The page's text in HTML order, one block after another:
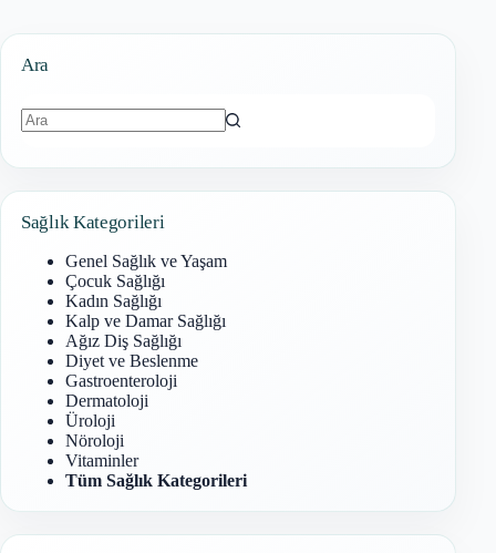
Ara
Sağlık Kategorileri
Genel Sağlık ve Yaşam
Çocuk Sağlığı
Kadın Sağlığı
Kalp ve Damar Sağlığı
Ağız Diş Sağlığı
Diyet ve Beslenme
Gastroenteroloji
Dermatoloji
Üroloji
Nöroloji
Vitaminler
Tüm Sağlık Kategorileri